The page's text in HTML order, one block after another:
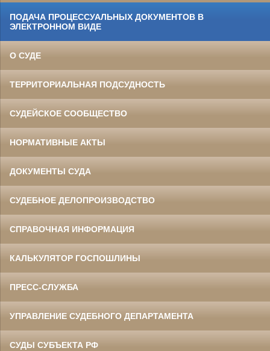
ПОДАЧА ПРОЦЕССУАЛЬНЫХ ДОКУМЕНТОВ В
ЭЛЕКТРОННОМ ВИДЕ
О СУДЕ
ТЕРРИТОРИАЛЬНАЯ ПОДСУДНОСТЬ
СУДЕЙСКОЕ СООБЩЕСТВО
НОРМАТИВНЫЕ АКТЫ
ДОКУМЕНТЫ СУДА
СУДЕБНОЕ ДЕЛОПРОИЗВОДСТВО
СПРАВОЧНАЯ ИНФОРМАЦИЯ
КАЛЬКУЛЯТОР ГОСПОШЛИНЫ
ПРЕСС-СЛУЖБА
УПРАВЛЕНИЕ СУДЕБНОГО ДЕПАРТАМЕНТА
СУДЫ СУБЪЕКТА РФ